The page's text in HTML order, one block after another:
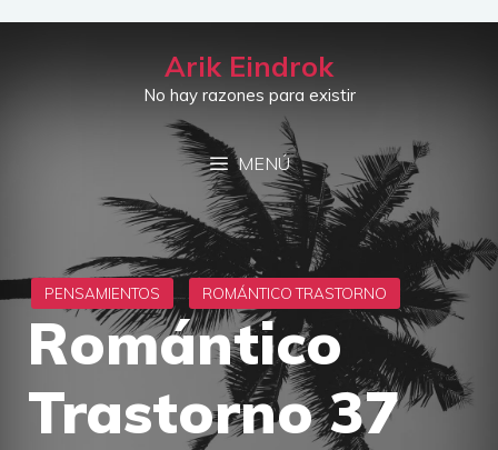
Saltar
Arik Eindrok
No hay razones para existir
MENÚ
Romántico
Trastorno 37